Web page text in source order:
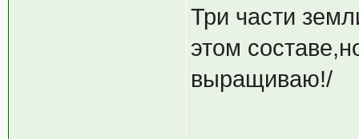
Три части
этом
выращиваю!/